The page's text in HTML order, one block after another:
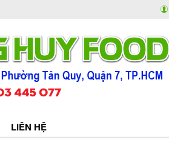
LIÊN HỆ